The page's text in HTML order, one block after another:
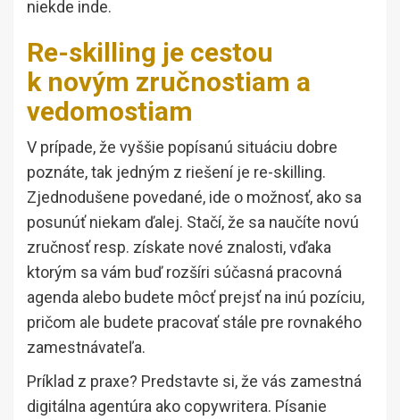
niekde inde.
Re-skilling je cestou
k novým zručnostiam a
vedomostiam
V prípade, že vyššie popísanú situáciu dobre
poznáte, tak jedným z riešení je re-skilling.
Zjednodušene povedané, ide o možnosť, ako sa
posunúť niekam ďalej. Stačí, že sa naučíte novú
zručnosť resp. získate nové znalosti, vďaka
ktorým sa vám buď rozšíri súčasná pracovná
agenda alebo budete môcť prejsť na inú pozíciu,
pričom ale budete pracovať stále pre rovnakého
zamestnávateľa.
Príklad z praxe? Predstavte si, že vás zamestná
digitálna agentúra ako copywritera. Písanie